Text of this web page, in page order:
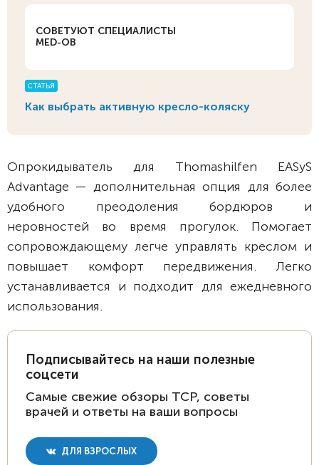
СОВЕТУЮТ СПЕЦИАЛИСТЫ
MED-OB
СТАТЬЯ
Как выбрать активную кресло-коляску
Опрокидыватель для Thomashilfen EASyS
Advantage — дополнительная опция для более
удобного преодоления бордюров и
неровностей во время прогулок. Помогает
сопровождающему легче управлять креслом и
повышает комфорт передвижения. Легко
устанавливается и подходит для ежедневного
использования.
Подписывайтесь на наши полезные
соцсети
Самые свежие обзоры ТСР, советы
врачей и ответы на ваши вопросы
ДЛЯ ВЗРОСЛЫХ